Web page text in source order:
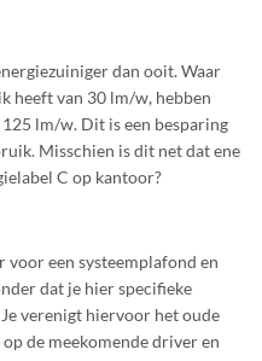
dan ooit. Waar
heeft van 30 lm/w, hebben
lm/w. Dit is een besparing
Misschien is dit net dat ene
C op kantoor?
voor een systeemplafond en
dat je hier specifieke
verenigt hiervoor het oude
de meekomende driver en